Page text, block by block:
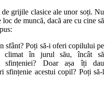
grijile clasice ale unor soți. Nu
de muncă, dacă are cu cine să
sfânt? Poți să-i oferi copilului pe
climat în jurul său, încât să
sfințeniei? Doar așa îți dau
sfințenie acestui copil? Poți să-l